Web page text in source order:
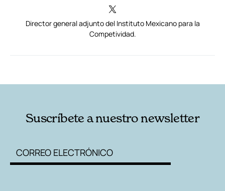
Director general adjunto del Instituto Mexicano para la
Competividad.
Suscríbete a nuestro newsletter